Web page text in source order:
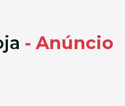
- Anúncio